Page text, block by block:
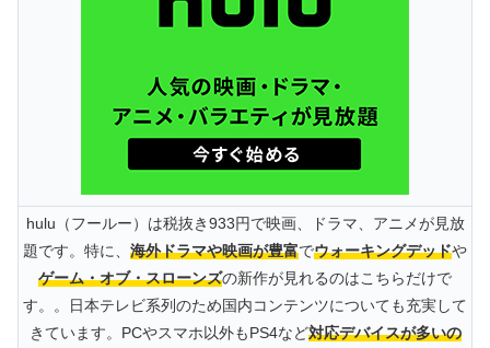
hulu（フールー）は税抜き933円で映画、ドラマ、アニメが見放
題です。特に、 海外ドラマや映画が豊富でウォーキングデッドや
ゲーム・オブ・スローンズの新作が見れるのはこちらだけで
す。。日本テレビ系列のため国内コンテンツについても充実して
きています。PCやスマホ以外もPS4など対応デバイスが多いの